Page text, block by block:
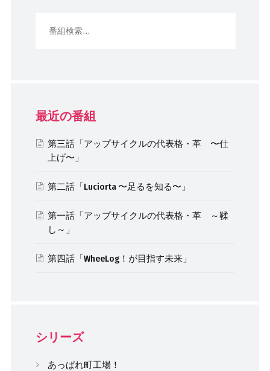
最近の番組
第三話「アップサイクルの代表格・革 〜仕
上げ〜」
第二話「Luciorta 〜足るを知る〜」
第一話「アップサイクルの代表格・革 ～鞣
し～」
第四話「WheeLog！が目指す未来」
シリーズ
あっぱれ町工場！